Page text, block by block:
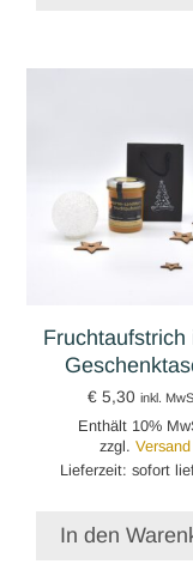
Fruchtaufstrich
€ 5,30 inkl.
Enthält 10%
zzgl. Versand
Lieferzeit: sofort
In den